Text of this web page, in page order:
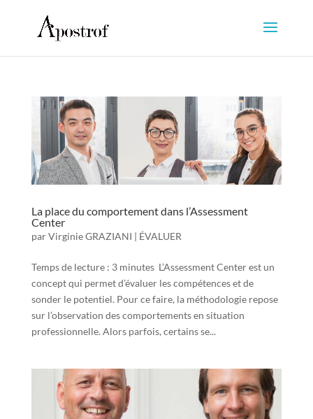
La place du comportement dans l’Assessment
Center
parVirginie GRAZIANI | ÉVALUER
Temps de lecture : 3 minutes L’Assessment Center est un
concept qui permet d’évaluer les compétences et de
sonder le potentiel. Pour ce faire, la méthodologie repose
sur l’observation des comportements en situation
professionnelle. Alors parfois, certains se...